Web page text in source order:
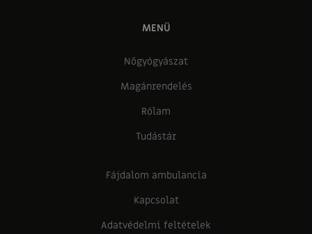
MENÜ
Nőgyógyászat
Magánrendelés
Rólam
Tudástár
Fájdalom ambulancia
Kapcsolat
Adatvédelmi feltételek